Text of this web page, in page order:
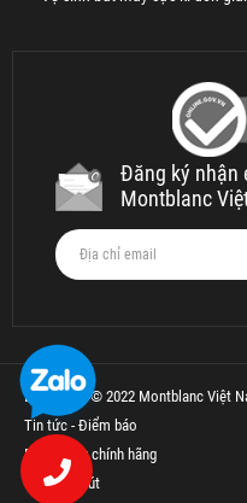
Đăng ký nhận
Montblanc
Bản quyền © 2022 Montblanc Việt
Tin tức - Điểm báo
Bút Parker chính hãng
Thế Giới Bút